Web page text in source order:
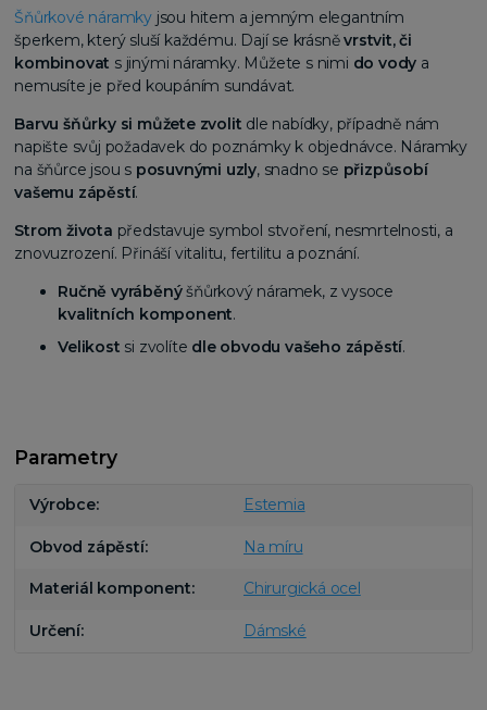
Šňůrkové náramkyjsou hitem a jemným elegantním
šperkem, který sluší každému. Dají se krásněvrstvit, či
kombinovat s jinými náramky. Můžete s nimi do vody a
nemusíte je před koupáním sundávat.
Barvu šňůrkysi můžete zvolit dle nabídky, případně nám
napište svůj požadavek do poznámky k objednávce. Náramky
na šňůrce jsou s posuvnými uzly, snadno se přizpůsobí
vašemu zápěstí.
Strom života představuje symbol stvoření, nesmrtelnosti, a
znovuzrození. Přináší vitalitu, fertilitu a poznání.
Ručně vyráběnýšňůrkový náramek, z vysoce
kvalitních komponent.
Velikost si zvolíte dle obvodu vašeho zápěstí.
Parametry
Výrobce Estemia
Obvod zápěstí Na míru
Materiál komponent Chirurgická ocel
Určení Dámské